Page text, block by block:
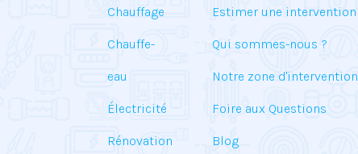
Chauffage
Chauffe-
eau
Électricité
Rénovation
Estimer une intervention
Qui sommes-nous ?
Notre zone d'intervention
Foire aux Questions
Blog